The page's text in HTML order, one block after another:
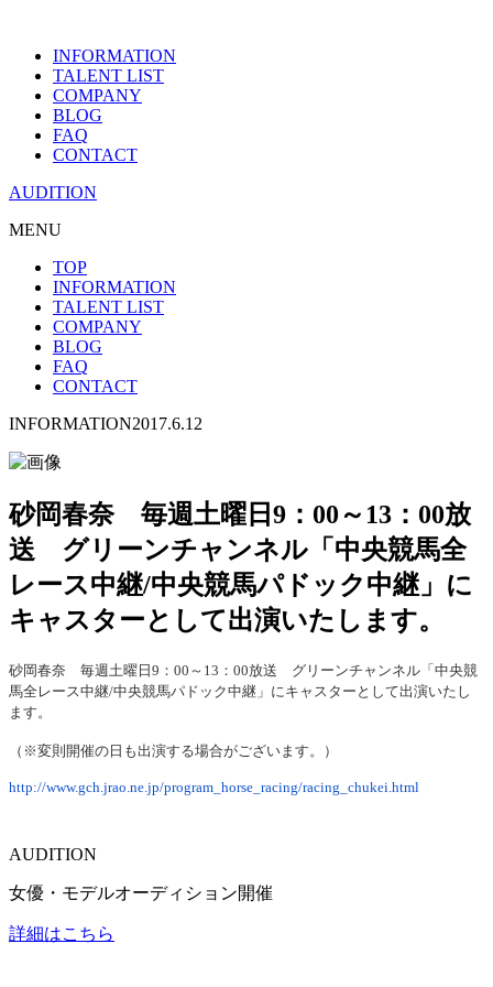
INFORMATION
TALENT LIST
COMPANY
BLOG
FAQ
CONTACT
AUDITION
MENU
TOP
INFORMATION
TALENT LIST
COMPANY
BLOG
FAQ
CONTACT
INFORMATION2017.6.12
砂岡春奈 毎週土曜日9：00～13：00放
送 グリーンチャンネル「中央競馬全
レース中継/中央競馬パドック中継」に
キャスターとして出演いたします。
砂岡春奈 毎週土曜日9：00～13：00放送 グリーンチャンネル「中央競
馬全レース中継/中央競馬パドック中継」にキャスターとして出演いたし
ます。
（※変則開催の日も出演する場合がございます。）
http://www.gch.jrao.ne.jp/program_horse_racing/racing_chukei.html
AUDITION
女優・モデルオーディション開催
詳細はこちら